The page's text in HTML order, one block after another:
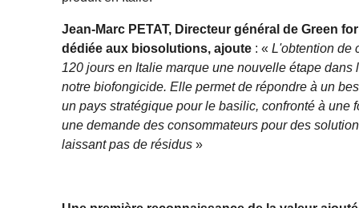
Jean-Marc PETAT, Directeur général de Green
dédiée aux biosolutions, ajoute : «L'obtention de
120 jours en Italie marque une nouvelle étape
notre biofongicide. Elle permet de répondre à un
un pays stratégique pour le basilic, confronté à une
une demande des consommateurs pour des
laissant pas de résidus»